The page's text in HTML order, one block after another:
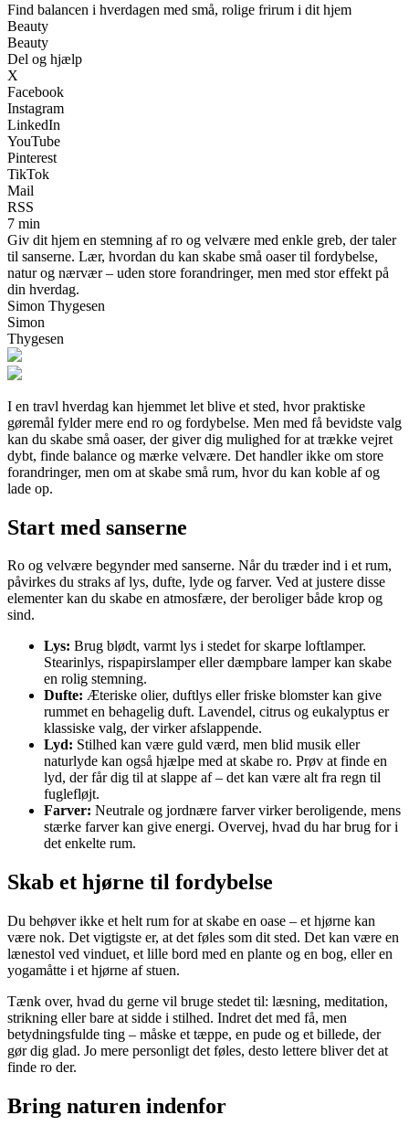
Find balancen i hverdagen med små, rolige frirum i dit hjem
Beauty
Beauty
Del og hjælp
X
Facebook
Instagram
LinkedIn
YouTube
Pinterest
TikTok
Mail
RSS
7 min
Giv dit hjem en stemning af ro og velvære med enkle greb, der taler
til sanserne. Lær, hvordan du kan skabe små oaser til fordybelse,
natur og nærvær – uden store forandringer, men med stor effekt på
din hverdag.
Simon Thygesen
Simon
Thygesen
I en travl hverdag kan hjemmet let blive et sted, hvor praktiske
gøremål fylder mere end ro og fordybelse. Men med få bevidste valg
kan du skabe små oaser, der giver dig mulighed for at trække vejret
dybt, finde balance og mærke velvære. Det handler ikke om store
forandringer, men om at skabe små rum, hvor du kan koble af og
lade op.
Start med sanserne
Ro og velvære begynder med sanserne. Når du træder ind i et rum,
påvirkes du straks af lys, dufte, lyde og farver. Ved at justere disse
elementer kan du skabe en atmosfære, der beroliger både krop og
sind.
Lys: Brug blødt, varmt lys i stedet for skarpe loftlamper.
Stearinlys, rispapirslamper eller dæmpbare lamper kan skabe
en rolig stemning.
Dufte: Æteriske olier, duftlys eller friske blomster kan give
rummet en behagelig duft. Lavendel, citrus og eukalyptus er
klassiske valg, der virker afslappende.
Lyd: Stilhed kan være guld værd, men blid musik eller
naturlyde kan også hjælpe med at skabe ro. Prøv at finde en
lyd, der får dig til at slappe af – det kan være alt fra regn til
fuglefløjt.
Farver: Neutrale og jordnære farver virker beroligende, mens
stærke farver kan give energi. Overvej, hvad du har brug for i
det enkelte rum.
Skab et hjørne til fordybelse
Du behøver ikke et helt rum for at skabe en oase – et hjørne kan
være nok. Det vigtigste er, at det føles som dit sted. Det kan være en
lænestol ved vinduet, et lille bord med en plante og en bog, eller en
yogamåtte i et hjørne af stuen.
Tænk over, hvad du gerne vil bruge stedet til: læsning, meditation,
strikning eller bare at sidde i stilhed. Indret det med få, men
betydningsfulde ting – måske et tæppe, en pude og et billede, der
gør dig glad. Jo mere personligt det føles, desto lettere bliver det at
finde ro der.
Bring naturen indenfor